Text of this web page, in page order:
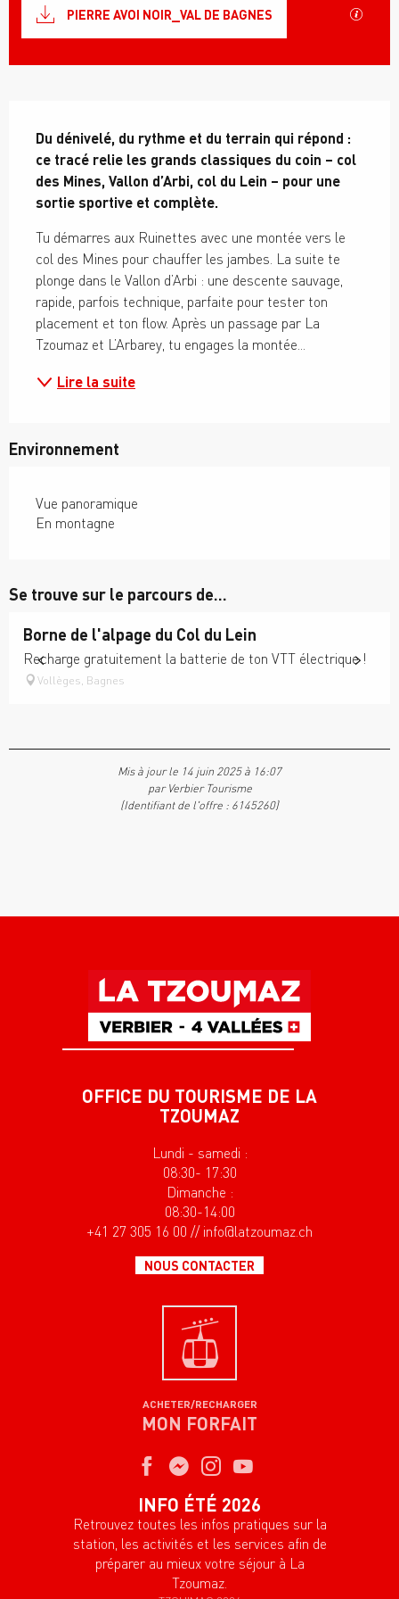
PIERRE AVOI NOIR_VAL DE BAGNES
Du dénivelé, du rythme et du terrain qui répond :
ce tracé relie les grands classiques du coin – col
des Mines, Vallon d’Arbi, col du Lein – pour une
sortie sportive et complète.
Tu démarres aux Ruinettes avec une montée vers le
col des Mines pour chauffer les jambes. La suite te
plonge dans le Vallon d’Arbi : une descente sauvage,
rapide, parfois technique, parfaite pour tester ton
placement et ton flow. Après un passage par La
Tzoumaz et L’Arbarey, tu engages la montée...
Lire la suite
Environnement
Vue panoramique
En montagne
Se trouve sur le parcours de...
Borne de l'alpage du Col du Lein
Recharge gratuitement la batterie de ton VTT électrique !
Vollèges, Bagnes
Mis à jour le 14 juin 2025 à 16:07
par Verbier Tourisme
(Identifiant de l'offre : 6145260)
OFFICE DU TOURISME DE LA
TZOUMAZ
Lundi - samedi :
08:30- 17:30
Dimanche :
08:30-14:00
+41 27 305 16 00 // info@latzoumaz.ch
NOUS CONTACTER
ACHETER/RECHARGER
MON FORFAIT
INFO ÉTÉ 2026
Retrouvez toutes les infos pratiques sur la
station, les activités et les services afin de
préparer au mieux votre séjour à La
Tzoumaz.